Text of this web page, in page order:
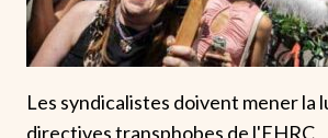
Les syndicalistes doivent mener la
directives transphobes de l'EHRC